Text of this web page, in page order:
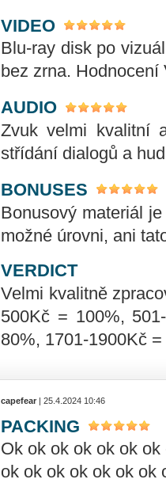
VIDEO
Blu-ray disk po
bez zrna.
AUDIO
Zvuk velmi kvalitní
střídání dialogů a
BONUSES
Bonusový materiál
možné úrovni, ani
VERDICT
Velmi kvalitně
500Kč = 100%,
80%, 1701-1900Kč
capefear | 25.4.2024 10:46
PACKING
Ok ok ok ok ok ok
ok ok ok ok ok ok ok